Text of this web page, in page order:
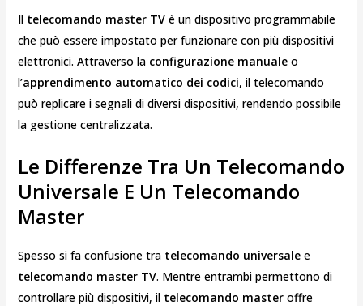
Il telecomando master TVè un dispositivo programmabile
che può essere impostato per funzionare con più dispositivi
elettronici. Attraverso la configurazione manualeo
l’apprendimento automatico dei codici, il telecomando
può replicare i segnali di diversi dispositivi, rendendo possibile
la gestione centralizzata.
Le Differenze Tra Un Telecomando
Universale E Un Telecomando
Master
Spesso si fa confusione tra telecomando universalee
telecomando master TV. Mentre entrambi permettono di
controllare più dispositivi, il telecomando masteroffre